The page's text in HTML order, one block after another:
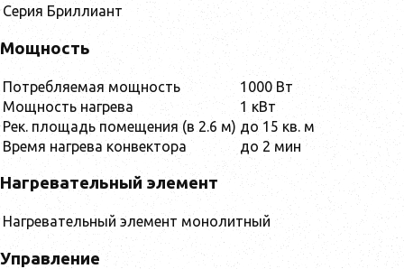
Серия Бриллиант
Мощность
Потребляемая мощность
1000 Вт
Мощность нагрева
1 кВт
Рек. площадь помещения (в 2.6 м) до 15 кв. м
Время нагрева конвектора
до 2 мин
Нагревательный элемент
Нагревательный элемент монолитный
Управление